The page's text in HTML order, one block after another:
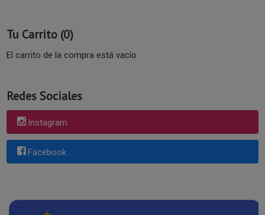
Tu Carrito (0)
El carrito de la compra está vacío
Redes Sociales
Instagram
Facebook